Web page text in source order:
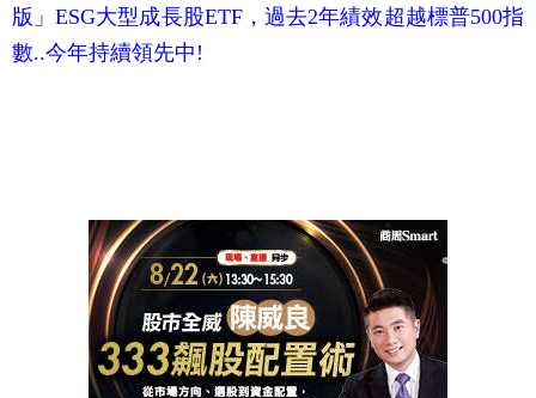
版」ESG大型成長股ETF，過去2年績效超越標普500指
數..今年持續領先中!